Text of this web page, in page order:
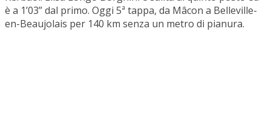
è a 1’03” dal primo. Oggi 5ª tappa, da Mâcon a Belleville-
en-Beaujolais per 140 km senza un metro di pianura.